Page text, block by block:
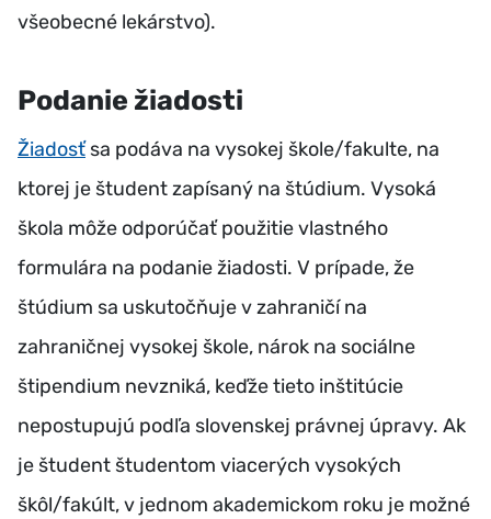
všeobecné lekárstvo).
Podanie žiadosti
Žiadosťsa podáva na vysokej škole/fakulte, na
ktorej je študent zapísaný na štúdium. Vysoká
škola môže odporúčať použitie vlastného
formulára na podanie žiadosti. V prípade, že
štúdium sa uskutočňuje v zahraničí na
zahraničnej vysokej škole, nárok na sociálne
štipendium nevzniká, keďže tieto inštitúcie
nepostupujú podľa slovenskej právnej úpravy. Ak
je študent študentom viacerých vysokých
škôl/fakúlt, v jednom akademickom roku je možné